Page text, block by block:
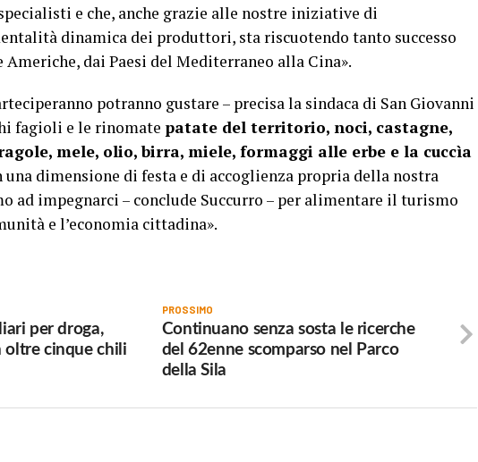
e che, anche grazie alle nostre iniziative di
dinamica dei produttori, sta riscuotendo tanto successo
Americhe, dai Paesi del Mediterraneo alla Cina».
potranno gustare – precisa la sindaca di San Giovanni
fagioli e le rinomate patate del territorio, noci, castagne,
mele, olio, birra, miele, formaggi alle erbe e la cuccìa
una dimensione di festa e di accoglienza propria della nostra
ad impegnarci – conclude Succurro – per alimentare il turismo
e l’economia cittadina».
PROSSIMO
Continuano senza sosta le ricerche
del 62enne scomparso nel Parco
della Sila
per droga,
oltre cinque chili